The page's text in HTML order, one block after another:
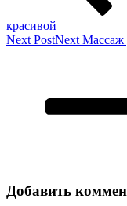
красивой
Next PostNext Массаж
Добавить